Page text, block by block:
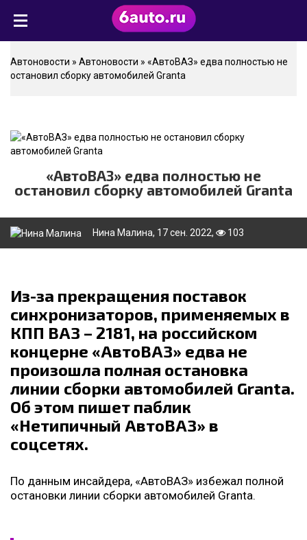
Автоновости » Автоновости » «АвтоВАЗ» едва полностью не
остановил сборку автомобилей Granta
«АвтоВАЗ» едва полностью не
остановил сборку автомобилей Granta
Нина Малина, 17 сен. 2022, 103
Из-за прекращения поставок
синхронизаторов, применяемых в
КПП ВАЗ – 2181, на российском
концерне «АвтоВАЗ» едва не
произошла полная остановка
линии сборки автомобилей Granta.
Об этом пишет паблик
«Нетипичный АвтоВАЗ» в
соцсетях.
По данным инсайдера, «АвтоВАЗ» избежал полной
остановки линии сборки автомобилей Granta.